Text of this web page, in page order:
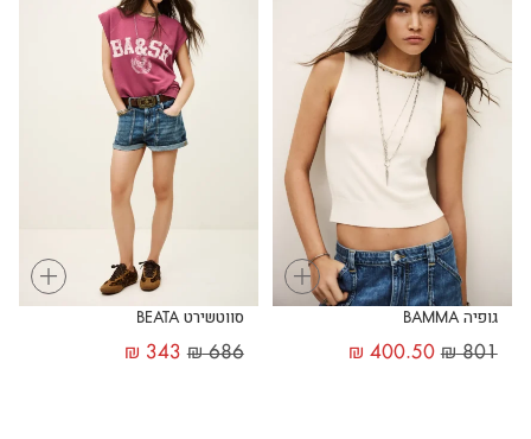
+
גופיה BAMMA
₪801
₪ 400.50
+
סווטשירט BEATA
₪686
₪ 343